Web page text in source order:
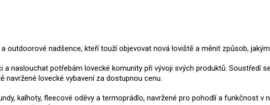
outdoorové nadšence, kteří touží objevovat nová loviště a měnit způsob,
naslouchat potřebám lovecké komunity při vývoji svých produktů. Soustředí
lovecké vybavení za dostupnou cenu.
kalhoty, fleecové oděvy a termoprádlo, navržené pro pohodlí a funkčnost v